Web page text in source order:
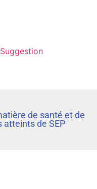
Suggestion
de santé et de
atteints de SEP